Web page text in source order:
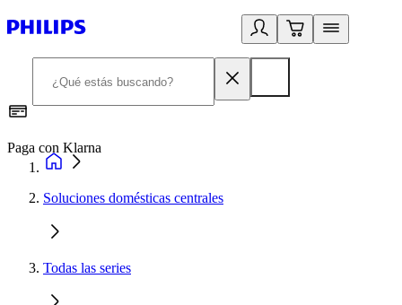
Paga con Klarna
Soluciones domésticas centrales
Todas las series